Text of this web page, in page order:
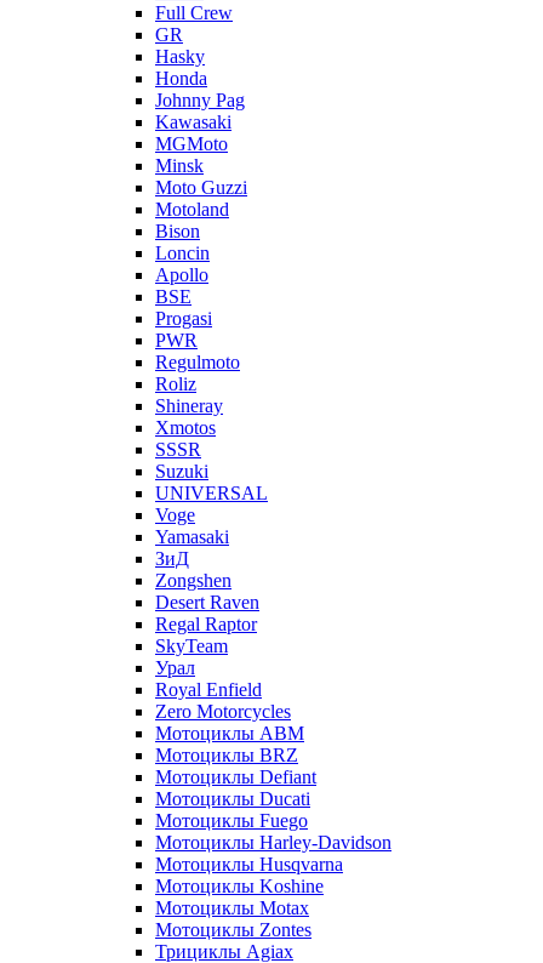
Full Crew
GR
Hasky
Honda
Johnny Pag
Kawasaki
MGMoto
Minsk
Moto Guzzi
Motoland
Bison
Loncin
Apollo
BSE
Progasi
PWR
Regulmoto
Roliz
Shineray
Xmotos
SSSR
Suzuki
UNIVERSAL
Voge
Yamasaki
ЗиД
Zongshen
Desert Raven
Regal Raptor
SkyTeam
Урал
Royal Enfield
Zero Motorcycles
Мотоциклы ABM
Мотоциклы BRZ
Мотоциклы Defiant
Мотоциклы Ducati
Мотоциклы Fuego
Мотоциклы Harley-Davidson
Мотоциклы Husqvarna
Мотоциклы Koshine
Мотоциклы Motax
Мотоциклы Zontes
Трициклы Agiax